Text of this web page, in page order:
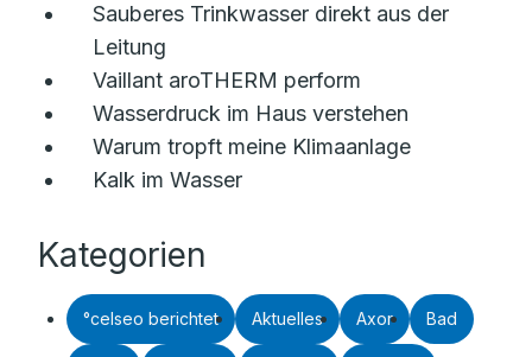
Sauberes Trinkwasser direkt aus der
Leitung
Vaillant aroTHERM perform
Wasserdruck im Haus verstehen
Warum tropft meine Klimaanlage
Kalk im Wasser
Kategorien
°celseo berichtet Aktuelles Axor Bad